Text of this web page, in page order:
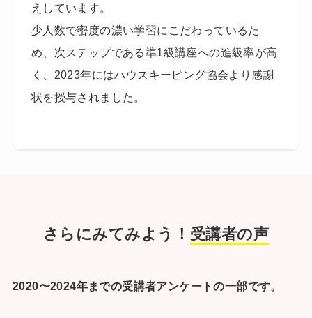
えしています。
少人数で密度の濃い学習にこだわっているた
め、次ステップである準1級講座への進級率が高
く、2023年にはハウスキーピング協会より感謝
状を授与されました。
さらにみてみよう！ 受講者の声
2020〜2024年までの受講者アンケートの一部です。